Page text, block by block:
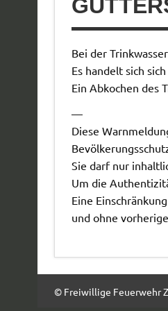
Bei der
Es handelt sich
Ein Abkochen des
—
Diese
Sie darf nur
Um die
Eine
und ohne
© Freiwillige Feuerwehr